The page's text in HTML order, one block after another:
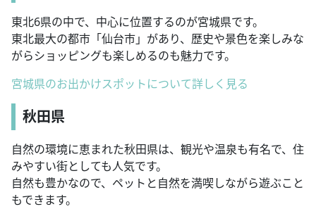
東北6県の中で、中心に位置するのが宮城県です。
東北最大の都市「仙台市」があり、歴史や景色を楽しみな
がらショッピングも楽しめるのも魅力です。
宮城県のお出かけスポットについて詳しく見る
秋田県
自然の環境に恵まれた秋田県は、観光や温泉も有名で、住
みやすい街としても人気です。
自然も豊かなので、ペットと自然を満喫しながら遊ぶこと
もできます。